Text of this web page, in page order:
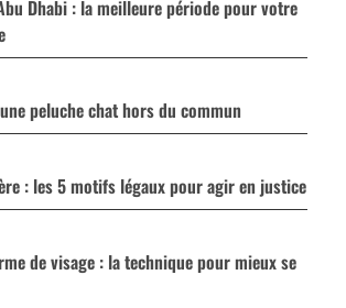
Dhabi : la meilleure période pour votre
peluche chat hors du commun
: les 5 motifs légaux pour agir en justice
de visage : la technique pour mieux se